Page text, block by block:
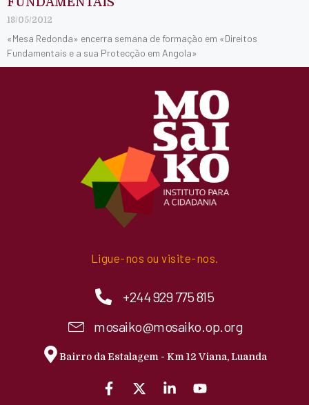
18/05/2012
«Mesa Redonda» encerra semana de formação em «Direitos
Fundamentais e a sua Protecção em Angola»
Ligue-nos ou visite-nos.
+244 929 775 815
mosaiko@mosaiko.op.org
Bairro da Estalagem - Km 12 Viana, Luanda